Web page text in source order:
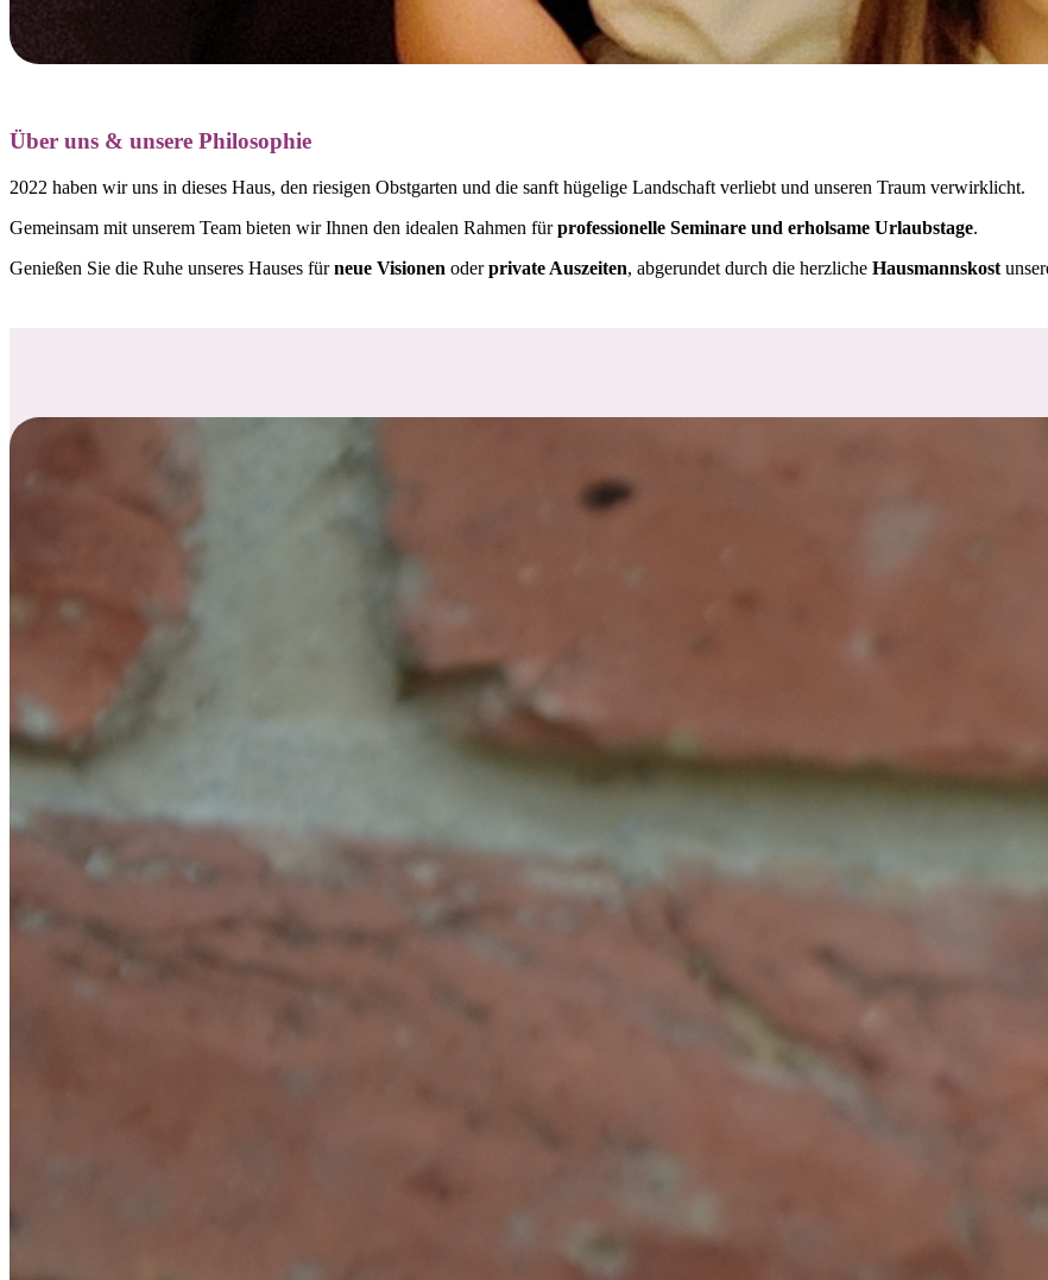
Über uns & unsere Philosophie
2022 haben wir uns in dieses Haus, den riesigen Obstgarten und die sanft hügelige Landschaft verliebt und unseren Traum verwirklicht.
Gemeinsam mit unserem Team bieten wir Ihnen den idealen Rahmen fürprofessionelle Seminare und erholsame Urlaubstage.
Genießen Sie die Ruhe unseres Hauses fürneue Visionen oderprivate Auszeiten, abgerundet durch die herzliche Hausmannskost